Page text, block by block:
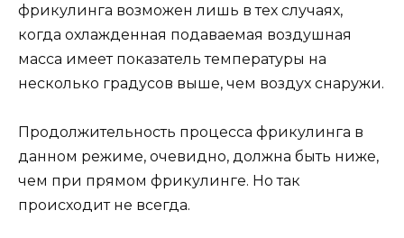
фрикулинга возможен лишь в тех случаях,
когда охлажденная подаваемая воздушная
масса имеет показатель температуры на
несколько градусов выше, чем воздух снаружи.
Продолжительность процесса фрикулинга в
данном режиме, очевидно, должна быть ниже,
чем при прямом фрикулинге. Но так
происходит не всегда.